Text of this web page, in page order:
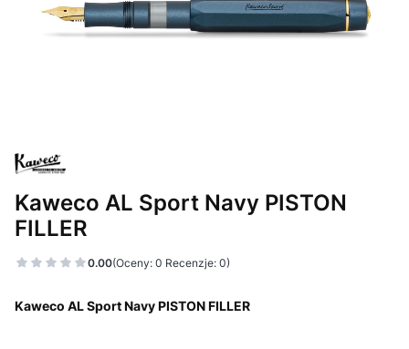
Kaweco AL Sport Navy PISTON
FILLER
0.00(Oceny: 0 Recenzje: 0)
Kaweco AL Sport Navy PISTON FILLER